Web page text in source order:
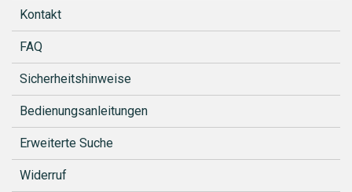
Kontakt
FAQ
Sicherheitshinweise
Bedienungsanleitungen
Erweiterte Suche
Widerruf